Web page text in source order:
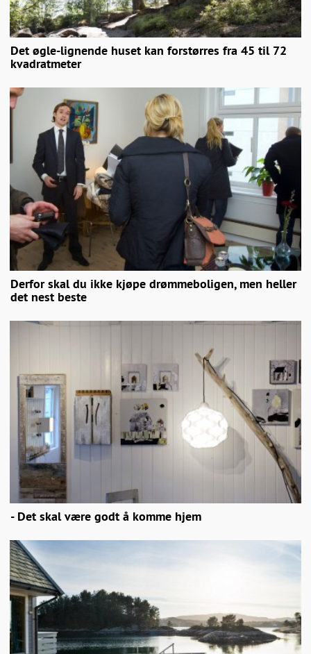
Det øgle-lignende huset kan forstørres fra 45 til 72
kvadratmeter
Derfor skal du ikke kjøpe drømmeboligen, men heller
det nest beste
- Det skal være godt å komme hjem